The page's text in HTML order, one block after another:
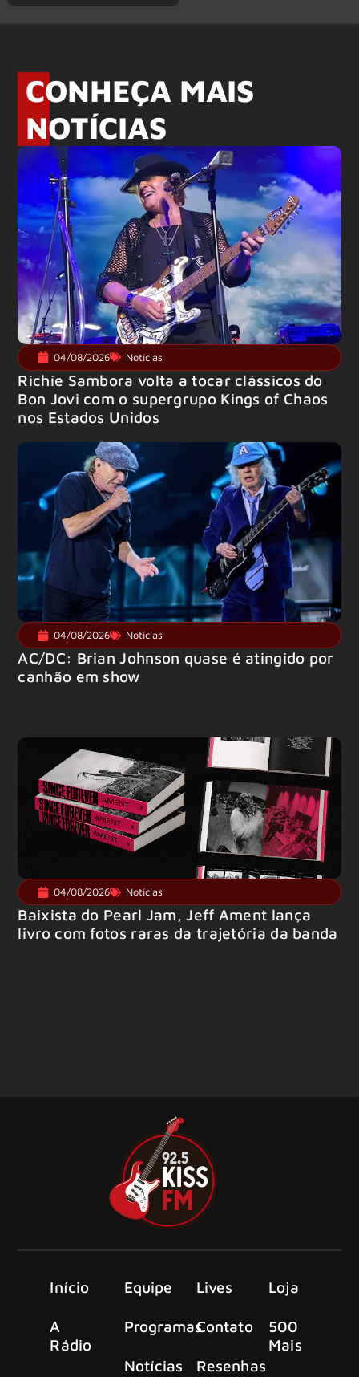
CONHEÇA MAIS
NOTÍCIAS
04/08/2026 Notícias
Richie Sambora volta a tocar clássicos do
Bon Jovi com o supergrupo Kings of Chaos
nos Estados Unidos
04/08/2026 Notícias
AC/DC: Brian Johnson quase é atingido por
canhão em show
04/08/2026 Notícias
Baixista do Pearl Jam, Jeff Ament lança
livro com fotos raras da trajetória da banda
Início
A
Rádio
Equipe
Programas
Notícias
Lives
Contato
Resenhas
Loja
500
Mais